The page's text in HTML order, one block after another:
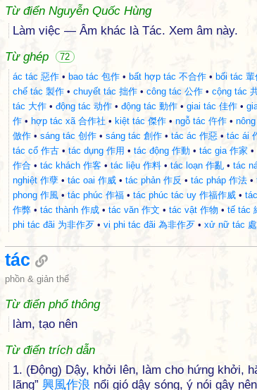
Từ điển Nguyễn Quốc Hùng
Làm việc — Âm khác là Tác. Xem âm này.
Từ ghép
72
ác tác 惡作 • bao tác 包作 • bất hợp tác 不合作 • bối tác 輩
chế tác 製作 • chuyết tác 拙作 • công tác 公作 • cộng tác
tác 大作 • động tác 动作 • động tác 動作 • giai tác 佳作 •
作 • hợp tác xã 合作社 • kiệt tác 傑作 • ngỗ tác 仵作 •
倣作 • sáng tác 创作 • sáng tác 創作 • tác ác 作惡 • tác ái
tác cổ 作古 • tác dụng 作用 • tác động 作動 • tác gia 作家 •
作合 • tác khách 作客 • tác liệu 作料 • tác loạn 作亂 • tác
nghiệt 作孽 • tác oai 作威 • tác phản 作反 • tác pháp 作法 •
phong 作風 • tác phúc 作福 • tác phúc tác uy 作福作威 •
作弊 • tác thành 作成 • tác văn 作文 • tác vật 作物 • tế tác
phi tác đãi 为非作歹 • vi phi tác đãi 為非作歹 • xử nữ tác
tác
phồn & giản thể
Từ điển phổ thông
làm, tạo nên
Từ điển trích dẫn
1. (Động) Dậy, khởi lên, làm cho hứng khởi,
lãng” 興風作浪 nổi gió dậy sóng, ý nói gây